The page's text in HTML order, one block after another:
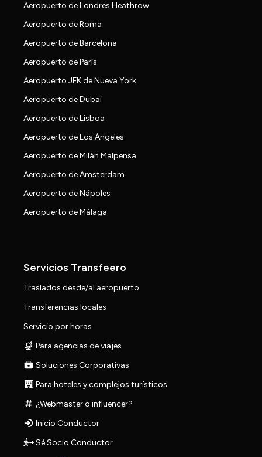
Aeropuerto de Londres Heathrow
Aeropuerto de Roma
Aeropuerto de Barcelona
Aeropuerto de París
Aeropuerto JFK de Nueva York
Aeropuerto de Dubai
Aeropuerto de Lisboa
Aeropuerto de Los Ángeles
Aeropuerto de Milán Malpensa
Aeropuerto de Amsterdam
Aeropuerto de Nápoles
Aeropuerto de Málaga
Servicios Transfeero
Traslados desde/al aeropuerto
Transferencias locales
Servicio por horas
Para agencias de viajes
Soluciones Corporativas
Para hoteles y complejos turísticos
¿Webmaster o influencer?
Inicio Conductor
Sé Socio Conductor